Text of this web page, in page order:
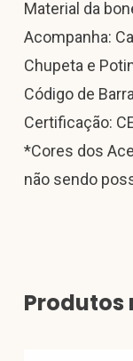
Material da
Acompanha:
Chupeta e
Código de
Certificação:
*Cores dos
não sendo
Produtos